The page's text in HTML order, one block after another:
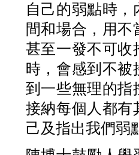
自己的弱點時
間和場合，用
甚至一發不可收
時，會感到不被
到一些無理的指
接納每個人都有
己及指出我們弱